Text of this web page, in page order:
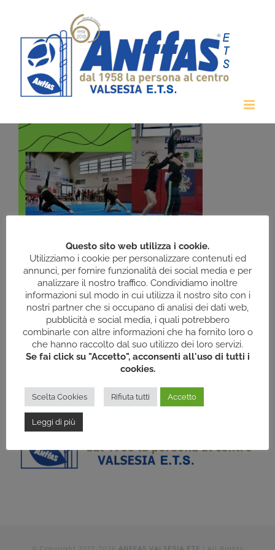
contenuto
Questo sito web utilizza i cookie.
Utilizziamo i cookie per personalizzare contenuti ed
annunci, per fornire funzionalità dei social media e per
analizzare il nostro traffico. Condividiamo inoltre
informazioni sul modo in cui utilizza il nostro sito con i
nostri partner che si occupano di analisi dei dati web,
pubblicità e social media, i quali potrebbero
combinarle con altre informazioni che ha fornito loro o
che hanno raccolto dal suo utilizzo dei loro servizi.
Se fai click su "Accetto", acconsenti all'uso di tutti i
cookies.
Scelta Cookies Rifiuta tutti Accetto
Leggi di più